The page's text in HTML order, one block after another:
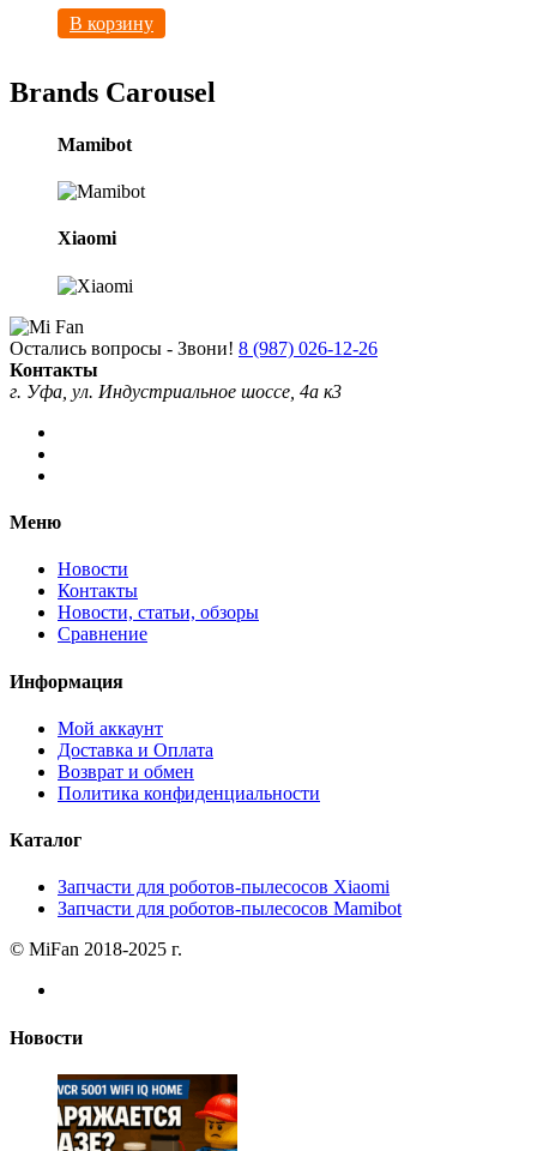
В корзину
Brands Carousel
Mamibot
Xiaomi
Остались вопросы - Звони! 8 (987) 026-12-26
Контакты
г. Уфа, ул. Индустриальное шоссе, 4а к3
Меню
Новости
Контакты
Новости, статьи, обзоры
Сравнение
Информация
Мой аккаунт
Доставка и Оплата
Возврат и обмен
Политика конфиденциальности
Каталог
Запчасти для роботов-пылесосов Xiaomi
Запчасти для роботов-пылесосов Mamibot
© MiFan 2018-2025 г.
Новости